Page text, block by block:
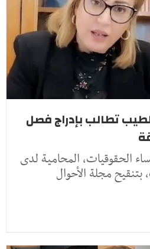
تطالب بإدراج فصل
الحقوقيات، المحامية لدى
مجلة الأحوال